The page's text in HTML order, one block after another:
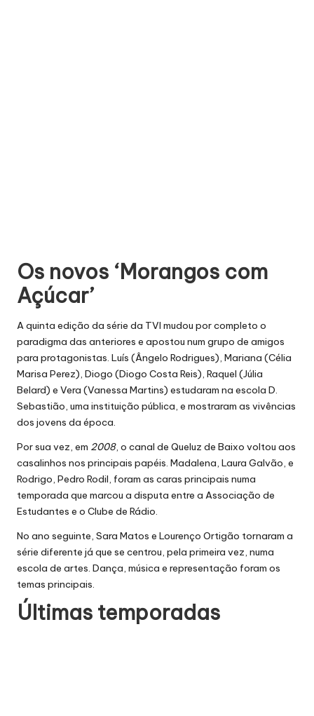
Os novos ‘Morangos com
Açúcar’
A quinta edição da série da TVI mudou por completo o
paradigma das anteriores e apostou num grupo de amigos
para protagonistas. Luís (Ângelo Rodrigues), Mariana (Célia
Marisa Perez), Diogo (Diogo Costa Reis), Raquel (Júlia
Belard) e Vera (Vanessa Martins) estudaram na escola D.
Sebastião, uma instituição pública, e mostraram as vivências
dos jovens da época.
Por sua vez, em 2008, o canal de Queluz de Baixo voltou aos
casalinhos nos principais papéis. Madalena, Laura Galvão, e
Rodrigo, Pedro Rodil, foram as caras principais numa
temporada que marcou a disputa entre a Associação de
Estudantes e o Clube de Rádio.
No ano seguinte, Sara Matos e Lourenço Ortigão tornaram a
série diferente já que se centrou, pela primeira vez, numa
escola de artes. Dança, música e representação foram os
temas principais.
Últimas temporadas